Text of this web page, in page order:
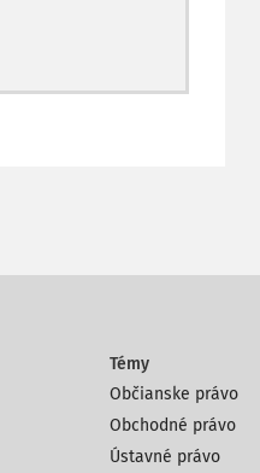
Témy
Občianske právo
Obchodné právo
Ústavné právo